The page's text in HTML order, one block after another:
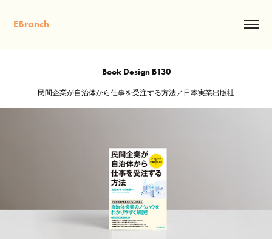
EBranch
Book Design B130
民間企業が自治体から仕事を受注する方法／日本実業出版社